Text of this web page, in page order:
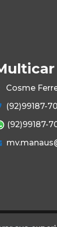
Cosme
(92)99187-
(92)99187-